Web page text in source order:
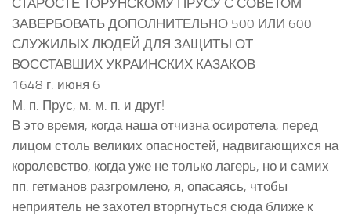
ЗАВЕРБОВАТЬ ДОПОЛНИТЕЛЬНО 500 ИЛИ 600
СЛУЖИЛЫХ ЛЮДЕЙ ДЛЯ ЗАЩИТЫ ОТ
ВОССТАВШИХ УКРАИНСКИХ КАЗАКОВ
1648 г. июня 6
М. п. Прус, м. м. п. и друг!
В это время, когда наша отчизна осиротела, перед
лицом столь великих опасностей, надвигающихся на
королевство, когда уже не только лагерь, но и самих
пп. гетманов разгромлено, я, опасаясь, чтобы
неприятель не захотел вторгнуться сюда ближе к